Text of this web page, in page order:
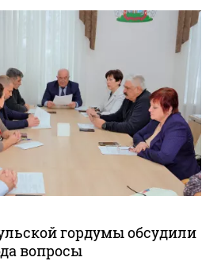
гордумы обсудили
вопросы